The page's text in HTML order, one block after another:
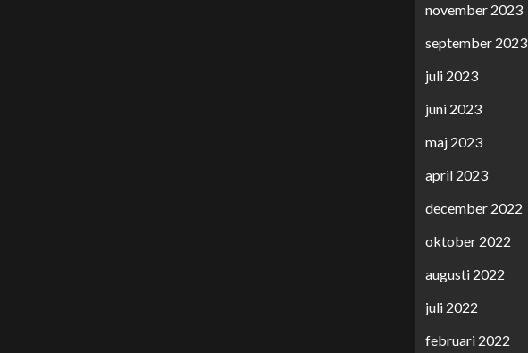
november 2023
september 2023
juli 2023
juni 2023
maj 2023
april 2023
december 2022
oktober 2022
augusti 2022
juli 2022
februari 2022